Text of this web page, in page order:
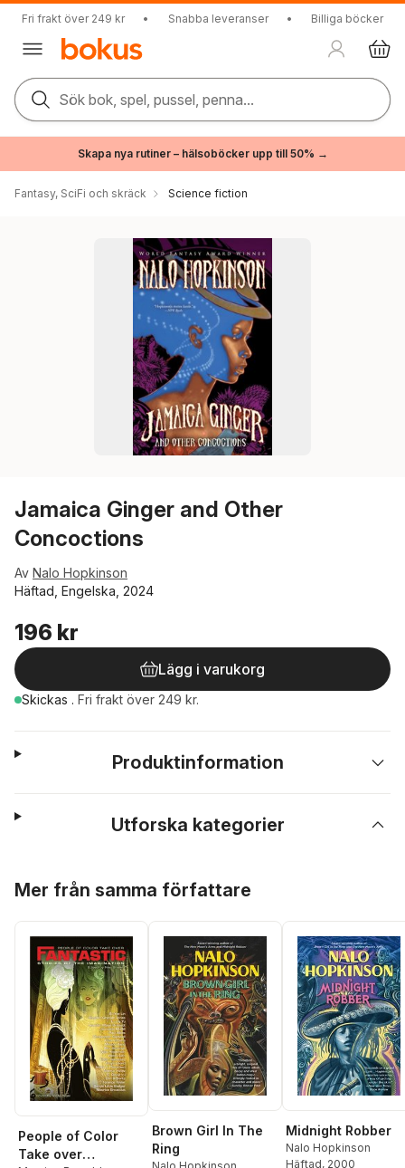
Fri frakt över 249 kr • Snabba leveranser • Billiga böcker
Sök bok, spel, pussel, penna...
Skapa nya rutiner – hälsoböcker upp till 50% →
Fantasy, SciFi och skräck Science fiction
Jamaica Ginger and Other
Concoctions
Av Nalo Hopkinson
Häftad, Engelska, 2024
196 kr
Lägg i varukorg
Skickas . Fri frakt över 249 kr.
Produktinformation
Utforska kategorier
Mer från samma författare
People of Color
Take over
Brown Girl In The
Ring
Midnight Robber
Nalo Hopkinson
Häftad, 2000